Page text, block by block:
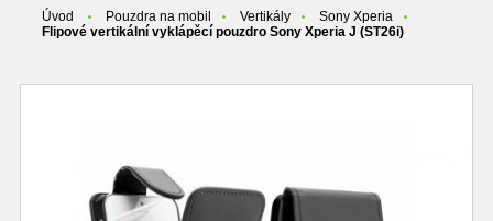
Úvod Pouzdra na mobil Vertikály
Sony Xperia
Flipové vertikální vyklápěcí pouzdro Sony Xperia J (ST26i)